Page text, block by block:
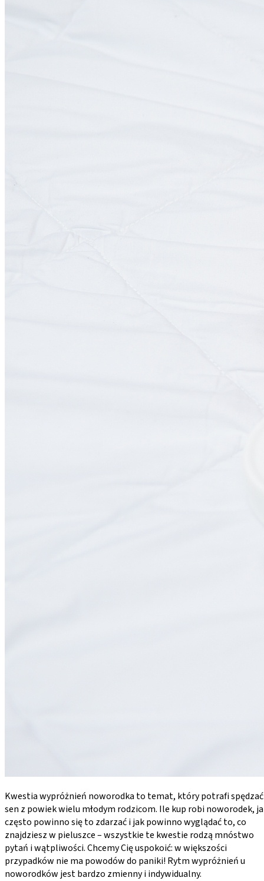
Kwestia wypróżnień noworodka to temat, który potrafi spędzać
sen z powiek wielu młodym rodzicom. Ile kup robi noworodek,
często powinno się to zdarzać i jak powinno wyglądać to, co
znajdziesz w pieluszce – wszystkie te kwestie rodzą mnóstwo
pytań i wątpliwości. Chcemy Cię uspokoić: w większości
przypadków nie ma powodów do paniki! Rytm wypróżnień u
noworodków jest bardzo zmienny i indywidualny.